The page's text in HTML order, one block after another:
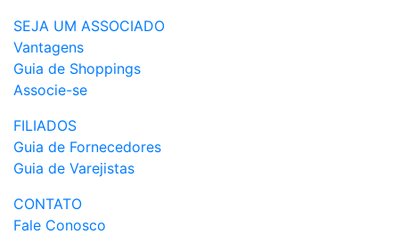
SEJA UM ASSOCIADO
Vantagens
Guia de Shoppings
Associe-se
FILIADOS
Guia de Fornecedores
Guia de Varejistas
CONTATO
Fale Conosco